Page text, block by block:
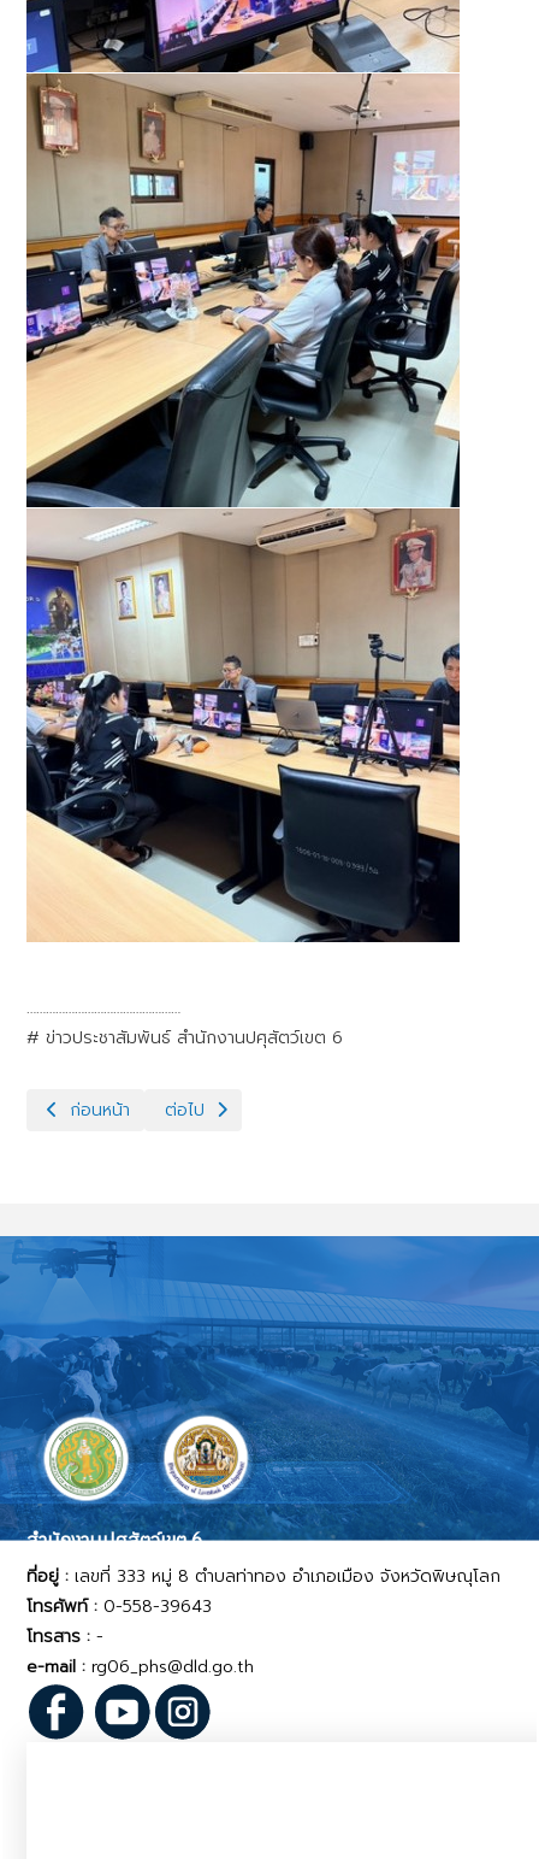
…………………………………………
# ข่าวประชาสัมพันธ์ สำนักงานปศุสัตว์เขต 6
เนื้อหาก่อนหน้า: โครงการพัฒนาศักยภาพบุคลากรด้านการวิจัยและ
ก่อนหน้า เนื้อหาถัดไป: ตรวจประเมินสถานภาพฟาร์มปลอดโรค
ต่อไป
สำนักงานปศุสัตว์เขต 6
ที่อยู่ :เลขที่ 333 หมู่ 8 ตำบลท่าทอง อำเภอเมือง จังหวัดพิษณุโลก
โทรศัพท์ : 0-558-39643
โทรสาร : -
e-mail :rg06_phs@dld.go.th